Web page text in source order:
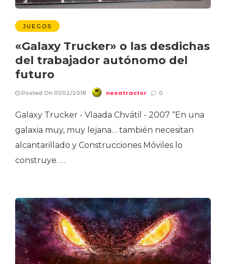
JUEGOS
«Galaxy Trucker» o las desdichas
del trabajador autónomo del
futuro
Posted On 01/02/2018 neoatractor 0
Galaxy Trucker - Vlaada Chvátil - 2007 “En una
galaxia muy, muy lejana… también necesitan
alcantarillado y Construcciones Móviles lo
construye. …